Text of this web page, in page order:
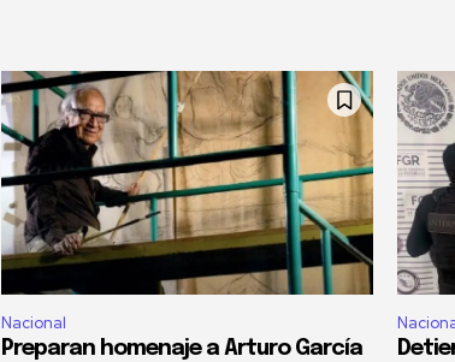
Nacional
Preparan homenaje a Arturo García